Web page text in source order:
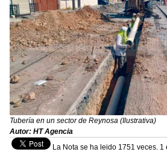
Tubería en un sector de Reynosa (Ilustrativa)
Autor: HT Agencia
La Nota se ha leido 1751 veces. 1